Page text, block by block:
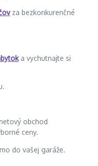
za bezkonkurenčné
a vychutnajte si
obchod
ceny.
do vašej garáže.